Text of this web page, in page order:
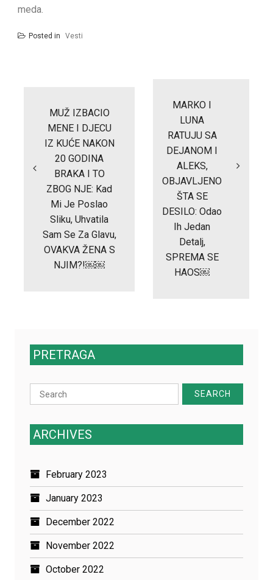
meda.
Posted in Vesti
MUŽ IZBACIO
MENE I DJECU
IZ KUĆE NAKON
20 GODINA
BRAKA I TO
ZBOG NJE: Kad
Mi Je Poslao
Sliku, Uhvatila
Sam Se Za Glavu,
OVAKVA ŽENA S
NJIM?!￼￼
MARKO I
LUNA
RATUJU SA
DEJANOM I
ALEKS,
OBJAVLJENO
ŠTA SE
DESILO: Odao
Ih Jedan
Detalj,
SPREMA SE
HAOS￼
PRETRAGA
Search
for:
ARCHIVES
February 2023
January 2023
December 2022
November 2022
October 2022